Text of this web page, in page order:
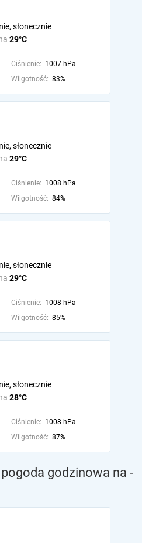
29°C
słonecznie
Ciśnienie: 1007 hPa
Wilgotność: 83%
29°C
słonecznie
Ciśnienie: 1008 hPa
Wilgotność: 84%
29°C
słonecznie
Ciśnienie: 1008 hPa
Wilgotność: 85%
28°C
słonecznie
Ciśnienie: 1008 hPa
Wilgotność: 87%
godzinowa na -